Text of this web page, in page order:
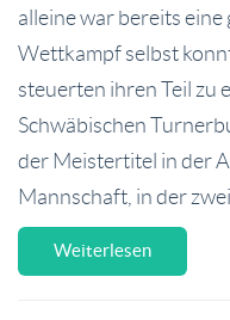
alleine war bereits
Wettkampf selbst
steuerten ihren Teil zu
Schwäbischen
der Meistertitel in der
Mannschaft, in der
Weiterlesen